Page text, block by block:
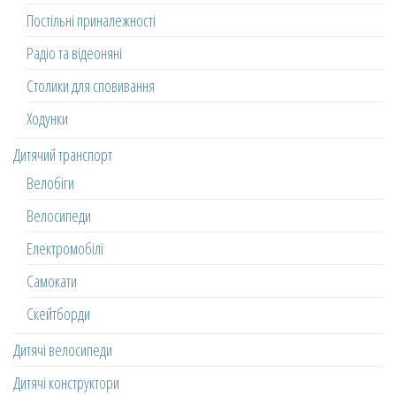
Постільні приналежності
Радіо та відеоняні
Столики для сповивання
Ходунки
Дитячий транспорт
Велобіги
Велосипеди
Електромобілі
Самокати
Скейтборди
Дитячі велосипеди
Дитячі конструктори